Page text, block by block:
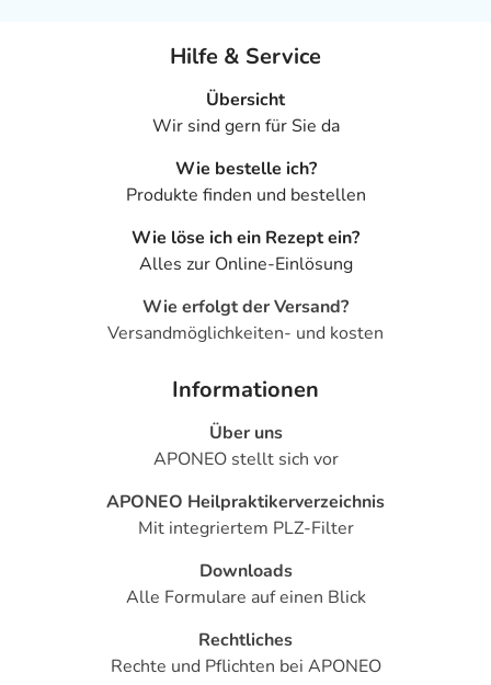
- Zunahme des Schilddrüsen-stimulierenden Hormons
Unter Umständen kann in den ersten Wochen der
Therapie ein Gichtanfall ausgelöst werden.
Bei Auftreten von Überempfindlichkeitsreaktionen, z.B.
Hautausschlag, ist das Arzneimittel sofort abzusetzen
und ein Arzt aufzusuchen.
Veränderung während der Behandlung, wenden Sie sich
Für die Information an dieser Stelle werden vor allem
einem von 1.000 behandelten Patienten auftreten.
Personen Einzeldosis
schweren Formen:
Erwachsene
Tabletten
Hilfe & Service
Übersicht
Wir sind gern für Sie da
Wie bestelle ich?
Produkte finden und bestellen
Wie löse ich ein Rezept ein?
Alles zur Online-Einlösung
Wie erfolgt der Versand?
Versandmöglichkeiten- und kosten
Informationen
Über uns
APONEO stellt sich vor
APONEO Heilpraktikerverzeichnis
Mit integriertem PLZ-Filter
Downloads
Alle Formulare auf einen Blick
Rechtliches
Rechte und Pflichten bei APONEO